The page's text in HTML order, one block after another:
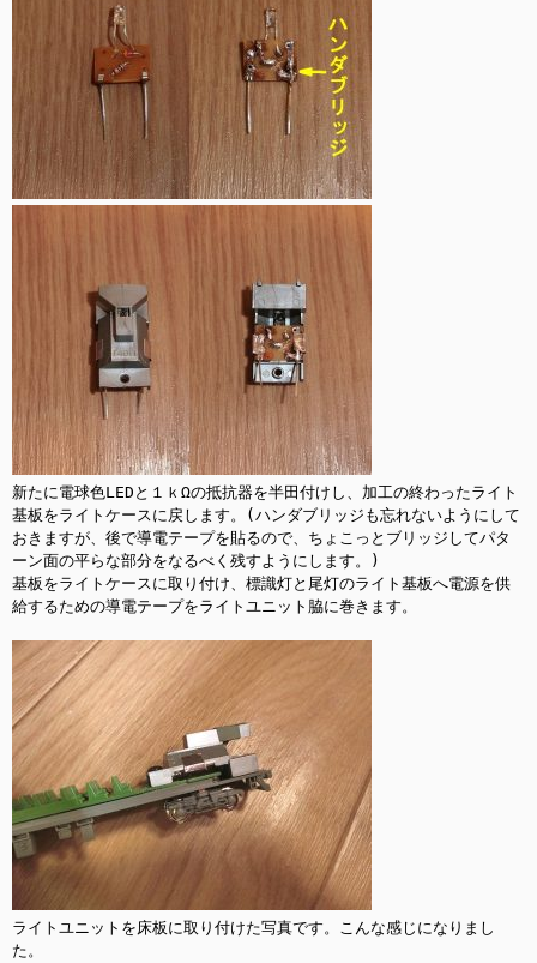
新たに電球色LEDと１ｋΩの抵抗器を半田付けし、加工の終わったライト
基板をライトケースに戻します。(ハンダブリッジも忘れないようにして
おきますが、後で導電テープを貼るので、ちょこっとブリッジしてパタ
ーン面の平らな部分をなるべく残すようにします。)
基板をライトケースに取り付け、標識灯と尾灯のライト基板へ電源を供
給するための導電テープをライトユニット脇に巻きます。
ライトユニットを床板に取り付けた写真です。こんな感じになりまし
た。